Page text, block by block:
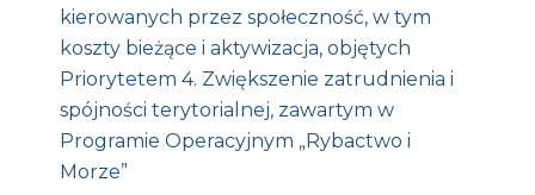
kierowanych przez społeczność, w tym
koszty bieżące i aktywizacja, objętych
Priorytetem 4. Zwiększenie zatrudnienia i
spójności terytorialnej, zawartym w
Programie Operacyjnym „Rybactwo i
Morze”